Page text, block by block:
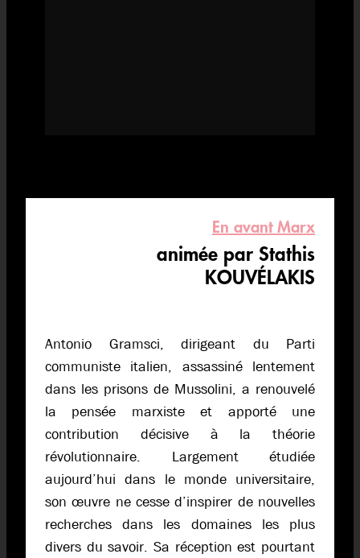
En avant Marx
animée par Stathis
KOUVÉLAKIS
Antonio Gramsci, dirigeant du Parti
communiste italien, assassiné lentement
dans les prisons de Mussolini, a renouvelé
la pensée marxiste et apporté une
contribution décisive à la théorie
révolutionnaire. Largement étudiée
aujourd’hui dans le monde universitaire,
son œuvre ne cesse d’inspirer de nouvelles
recherches dans les domaines les plus
divers du savoir. Sa réception est pourtant